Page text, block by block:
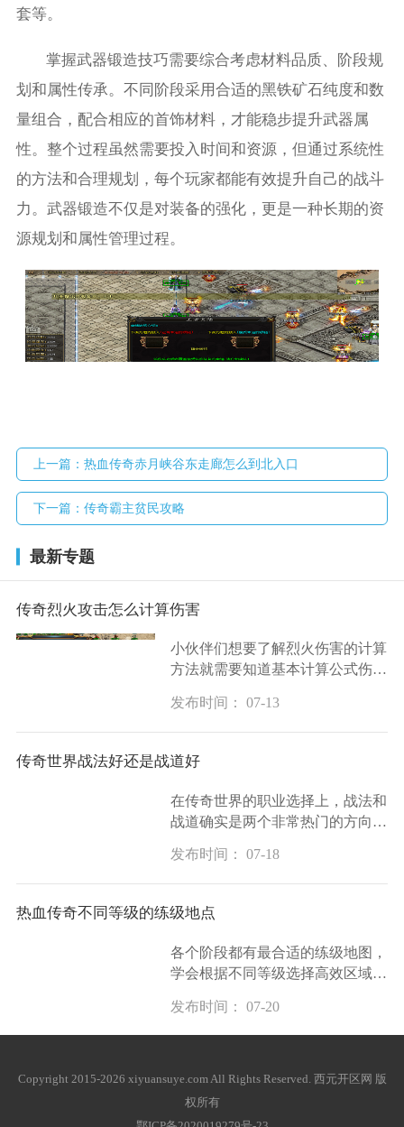
套等。
掌握武器锻造技巧需要综合考虑材料品质、阶段规
划和属性传承。不同阶段采用合适的黑铁矿石纯度和数
量组合，配合相应的首饰材料，才能稳步提升武器属
性。整个过程虽然需要投入时间和资源，但通过系统性
的方法和合理规划，每个玩家都能有效提升自己的战斗
力。武器锻造不仅是对装备的强化，更是一种长期的资
源规划和属性管理过程。
上一篇： 热血传奇赤月峡谷东走廊怎么到北入口
下一篇： 传奇霸主贫民攻略
最新专题
传奇烈火攻击怎么计算伤害
小伙伴们想要了解烈火伤害的计算
方法就需要知道基本计算公式伤害
击伤害倍率然后减去目标的防御力
这个公式是理解烈火伤害的基础攻
击力指的是你
发布时间： 07-13
传奇世界战法好还是战道好
在传奇世界的职业选择上，战法和
战道确实是两个非常热门的方向。
卓越的团队保护能力而闻名，在团
队中能吸引怪物的仇恨，保护队友
免受伤害，还
发布时间： 07-18
热血传奇不同等级的练级地点
各个阶段都有最合适的练级地图，
学会根据不同等级选择高效区域是
一级开始就在新手村附近活动，这
里有鸡和鹿这类基本不会反击的怪
发布时间： 07-20
Copyright 2015-2026 xiyuansuye.com All Rights Reserved. 西元开区网 版
权所有